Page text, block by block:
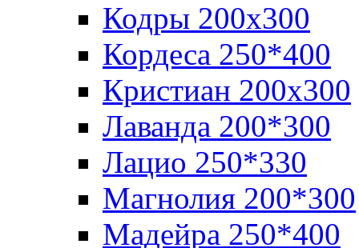
Кодры 200х300
Кордеса 250*400
Кристиан 200х300
Лаванда 200*300
Лацио 250*330
Магнолия 200*300
Мадейра 250*400